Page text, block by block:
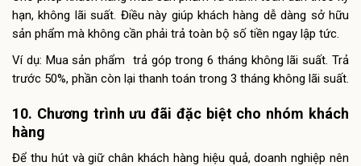
hạn, không lãi suất. Điều này giúp khách hàng dễ dàng sở hữu
sản phẩm mà không cần phải trả toàn bộ số tiền ngay lập tức.
Ví dụ: Mua sản phẩm trả góp trong 6 tháng không lãi suất. Trả
trước 50%, phần còn lại thanh toán trong 3 tháng không lãi suất.
10. Chương trình ưu đãi đặc biệt cho nhóm khách
hàng
Để thu hút và giữ chân khách hàng hiệu quả, doanh nghiệp nên